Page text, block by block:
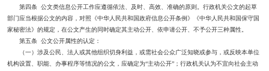
第四条 公文类信息公开工作应遵循依法、及时、高效、准确的原则。行政机关公文的起草
部门应当根据公文的内容，对照《中华人民共和国政府信息公开条例》《中华人民共和国保守国
家秘密法》的规定，在公文产生的同时确定其主动公开、依申请公开、不予公开三种属性。
第五条 公文公开属性的认定：
（一）涉及公民、法人或其他组织切身利益，或需社会公众广泛知晓或参与，或反映本单位
机构设置、职能、办事程序等情况的公文，应确定为“主动公开”；行政机关认为不宜向社会主动